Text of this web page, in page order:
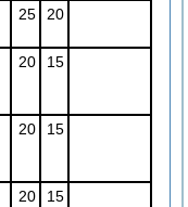
25 20
20 15
20 15
20 15